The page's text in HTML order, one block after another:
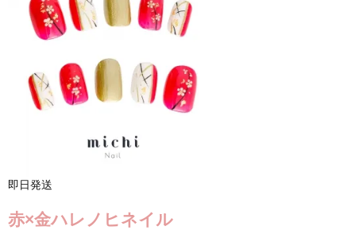
即日発送
赤×金ハレノヒネイル